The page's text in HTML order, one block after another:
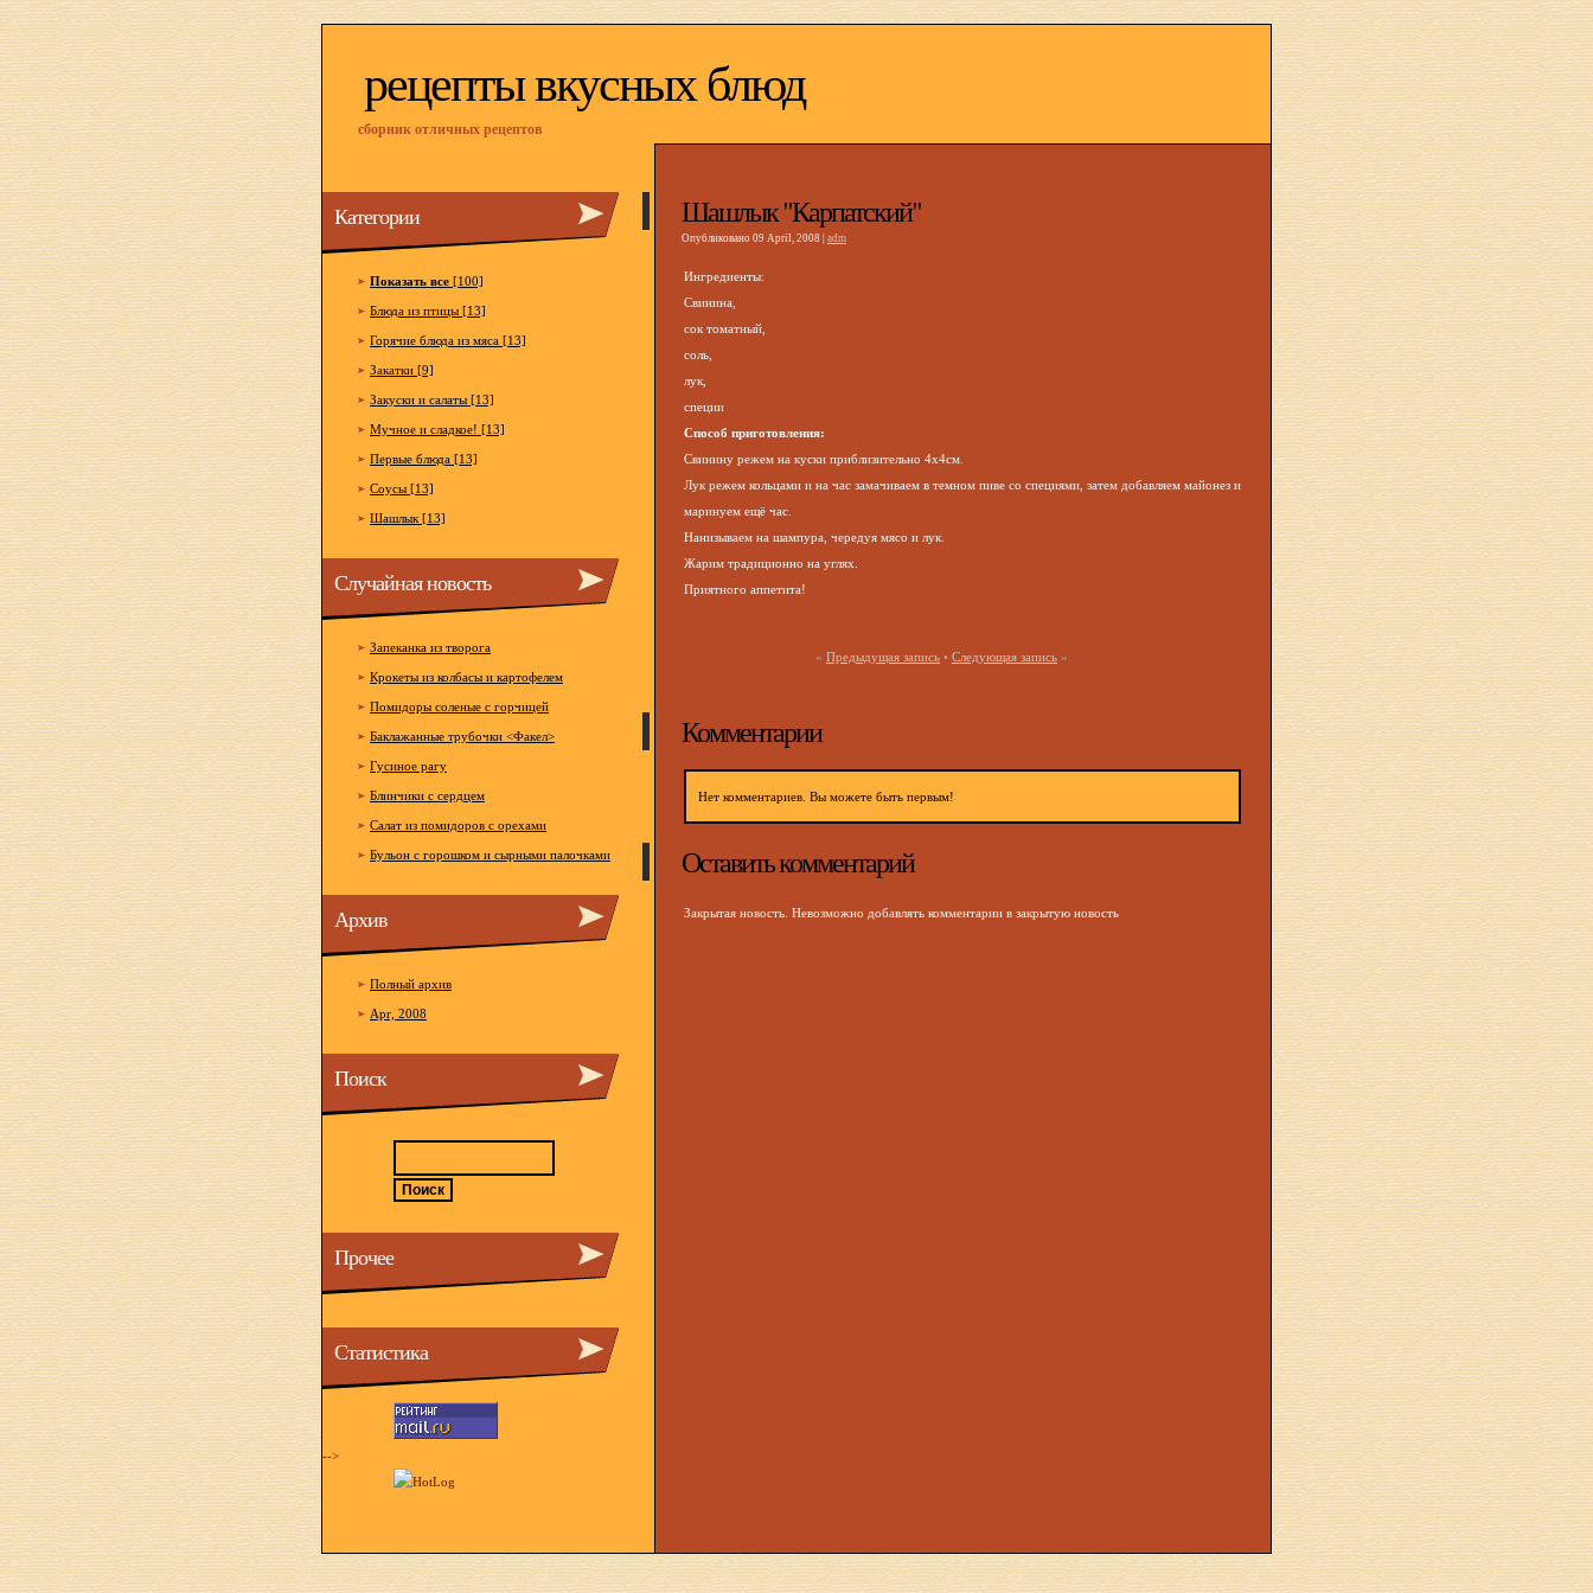
рецепты вкусных блюд
сборник отличных рецептов
Шашлык "Карпатский"
Опубликовано 09 April, 2008 | adm
Ингредиенты:
Свинина,
сок томатный,
соль,
лук,
специи
Способ приготовления:
Свинину режем на куски приблизительно 4х4см.
Лук режем кольцами и на час замачиваем в темном пиве со специями, затем добавляем майонез и
маринуем ещё час.
Нанизываем на шампура, чередуя мясо и лук.
Жарим традиционно на углях.
Приятного аппетита!
« Предыдущая запись • Следующая запись »
Комментарии
Нет комментариев. Вы можете быть первым!
Оставить комментарий
Закрытая новость. Невозможно добавлять комментарии в закрытую новость
Категории
Показать все [100]
Блюда из птицы [13]
Горячие блюда из мяса [13]
Закатки [9]
Закуски и салаты [13]
Мучное и сладкое! [13]
Первые блюда [13]
Соусы [13]
Шашлык [13]
Случайная новость
Запеканка из творога
Крокеты из колбасы и картофелем
Помидоры соленые с горчицей
Баклажанные трубочки <Факел>
Гусиное рагу
Блинчики с сердцем
Салат из помидоров с орехами
Бульон с горошком и сырными палочками
Архив
Полный архив
Apr, 2008
Поиск
Прочее
Статистика
-->